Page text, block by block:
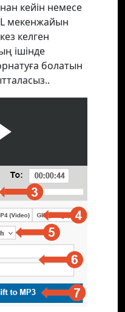
кейін немесе
мекенжайын
келген
ішінде
болатын